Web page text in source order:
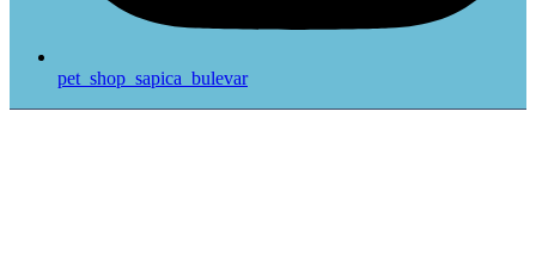
pet_shop_sapica_bulevar